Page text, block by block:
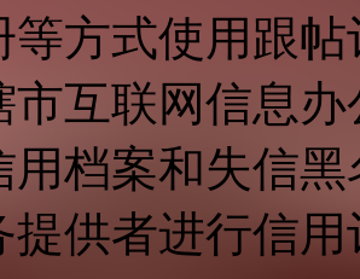
等方式使用跟
市互联网信息
用档案和失信
提供者进行信用